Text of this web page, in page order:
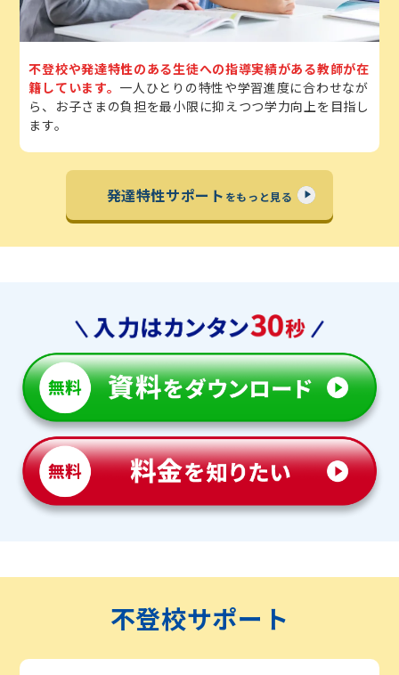
不登校や発達特性のある生徒への指導実績がある教師が在
籍しています。 一人ひとりの特性や学習進度に合わせなが
ら、お子さまの負担を最小限に抑えつつ学力向上を目指し
ます。
発達特性サポート をもっと見る
不登校サポート